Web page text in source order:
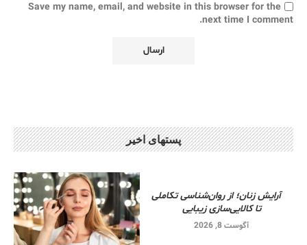
Save my name, email, and website in this browser for the
next time I comment.
پستهای اخیر
آرایش زنان؛ از روان‌شناسی تکاملی
تا کالایی‌سازی زیبایی
آگوست 8, 2026